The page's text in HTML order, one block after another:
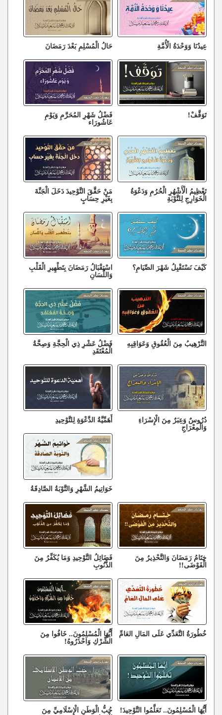
عِيدُنَا وَوَحْدَةُ الْأُمَّةِ حَالُ الْمُسْلِمِ بَعْدَ رَمَضَانَ
تَوَقَّفْ! فَضْلُ شَهْرِ المُحَرَّمِ وَيَوْمِ
عَاشُورَاء
تَعْظِيمُ الْأَشْهُرِ الْحُرُمِ وَدَعْوَةُ
الْخَوَارِجِ لِلتَّوْبَةِ
مَنْ حَقَّقَ التَّوْحِيدَ دَخَلَ الْجَنَّةَ
بِغَيْرِ حِسَابٍ
كَيْفَ نَسْتَقْبِلُ شَهْرَ الصِّيَامِ؟ اسْتِقْبَالُ رَمَضَانَ بِتَطْهِيرِ الْقَلْبِ
وَاللِّسَانِ
التَّرْهِيبُ مِنَ الْعُقُوقِ وَعَوَاقِبِهِ فَضْلُ عَشْرِ ذِي الْحِجَّةِ وَصِحَّةُ
الْمُعْتَقَدِ
دُرُوسٌ وَعِبَرٌ مِنَ الْإِسْرَاءِ
وَالْمِعْرَاجِ
أَهَمِّيَّةُ الدَّعْوَةِ لِلتَّوْحِيدِ
خَوَاتِيمُ الشَّهْرِ وَالتَّوْبَةُ الصَّادِقَةُ
خِتَامُ رَمَضَانَ وَالتَّحْذِيرُ مِنَ
الْفَوْضَى!!
فَضَائِلُ التَّوْحِيدِ وَمَا يُكَفِّرُ مِنَ
الذُّنُوبِ
خُطُورَةُ التَّعَدِّي عَلَى المَالِ العَامِّ أَيُّهَا الْمُسْلِمُونَ.. خَافُوا مِنَ
الشِّرْكِ وَاحْذَرُوهُ!
أَيُّهَا الْمُسْلِمُونَ.. تَعَلَّمُوا التَّوْحِيدَ! حُبُّ الْوَطَنِ الْإِسْلَامِيِّ مِنَ